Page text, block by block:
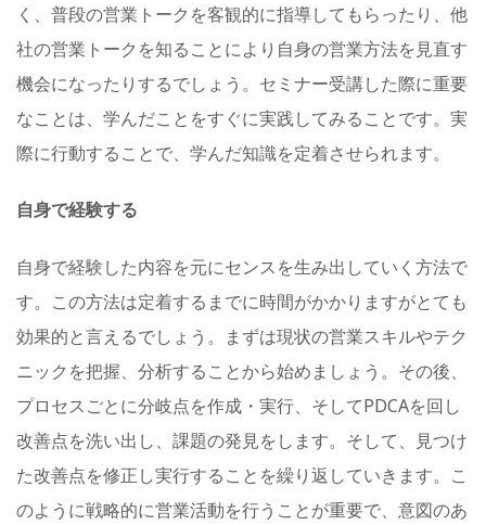
く、普段の営業トークを客観的に指導してもらったり、他
社の営業トークを知ることにより自身の営業方法を見直す
機会になったりするでしょう。セミナー受講した際に重要
なことは、学んだことをすぐに実践してみることです。実
際に行動することで、学んだ知識を定着させられます。
自身で経験する
自身で経験した内容を元にセンスを生み出していく方法で
す。この方法は定着するまでに時間がかかりますがとても
効果的と言えるでしょう。まずは現状の営業スキルやテク
ニックを把握、分析することから始めましょう。その後、
プロセスごとに分岐点を作成・実行、そしてPDCAを回し
改善点を洗い出し、課題の発見をします。そして、見つけ
た改善点を修正し実行することを繰り返していきます。こ
のように戦略的に営業活動を行うことが重要で、意図のあ